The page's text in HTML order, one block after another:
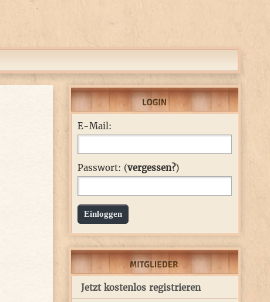
E-Mail:
Passwort: (vergessen?)
Einloggen
Jetzt kostenlos registrieren